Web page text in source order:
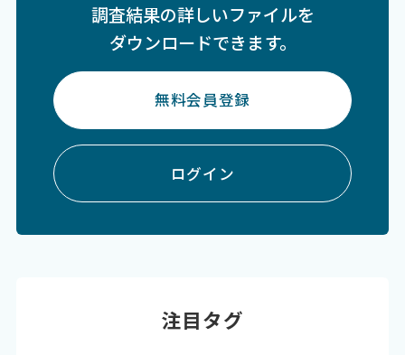
調査結果の詳しいファイルを
ダウンロードできます。
無料会員登録
ログイン
注目タグ